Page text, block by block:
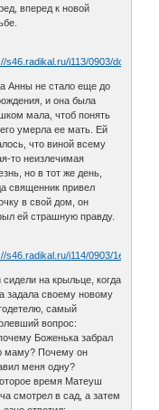
вперед к новой
Анны не стало еще до
и она была
мала, чтоб понять
умерла ее мать. Ей
что виной всему
то неизлечимая
но в тот же день,
священник привел
в свой дом, он
ей страшную правду.
на крыльце, когда
задала своему новому
самый
вопрос:
Боженька забрал
маму? Почему он
меня одну?
время Матеуш
смотрел в сад, а затем